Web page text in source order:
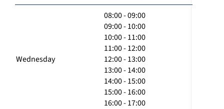
Wednesday
08:00 - 09:00
09:00 - 10:00
10:00 - 11:00
11:00 - 12:00
12:00 - 13:00
13:00 - 14:00
14:00 - 15:00
15:00 - 16:00
16:00 - 17:00